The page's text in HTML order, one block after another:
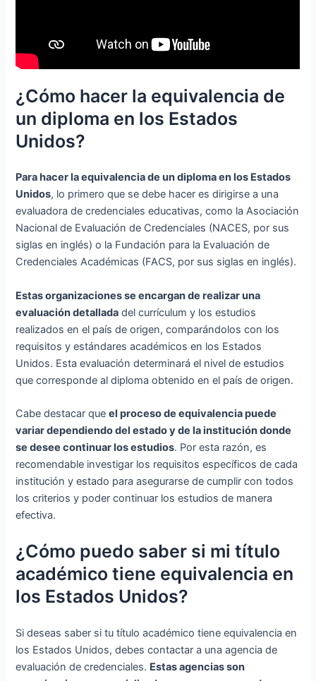
¿Cómo hacer la equivalencia de
un diploma en los Estados
Unidos?
Para hacer la equivalencia de un diploma en los Estados
Unidos, lo primero que se debe hacer es dirigirse a una
evaluadora de credenciales educativas, como la Asociación
Nacional de Evaluación de Credenciales (NACES, por sus
siglas en inglés) o la Fundación para la Evaluación de
Credenciales Académicas (FACS, por sus siglas en inglés).
Estas organizaciones se encargan de realizar una
evaluación detallada del currículum y los estudios
realizados en el país de origen, comparándolos con los
requisitos y estándares académicos en los Estados
Unidos. Esta evaluación determinará el nivel de estudios
que corresponde al diploma obtenido en el país de origen.
Cabe destacar queel proceso de equivalencia puede
variar dependiendo del estado y de la institución donde
se desee continuar los estudios. Por esta razón, es
recomendable investigar los requisitos específicos de cada
institución y estado para asegurarse de cumplir con todos
los criterios y poder continuar los estudios de manera
efectiva.
¿Cómo puedo saber si mi título
académico tiene equivalencia en
los Estados Unidos?
Si deseas saber si tu título académico tiene equivalencia en
los Estados Unidos, debes contactar a una agencia de
evaluación de credenciales. Estas agencias son